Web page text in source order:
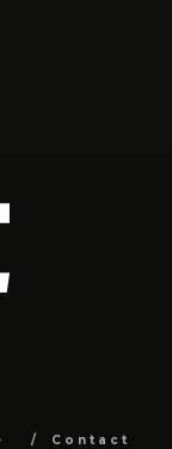
Contact